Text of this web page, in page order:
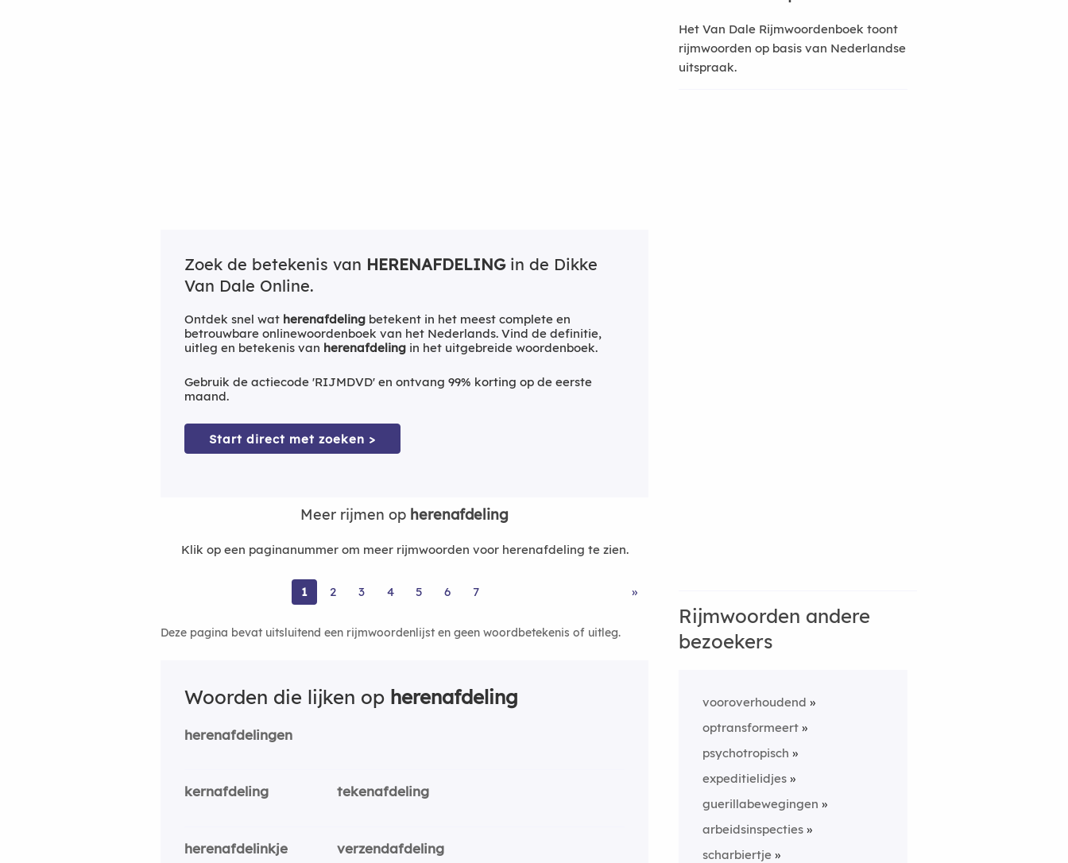
Zoek de betekenis van HERENAFDELINGin de Dikke
Van Dale Online.
Ontdek snel wat herenafdeling betekent in het meest complete en
betrouwbare onlinewoordenboek van het Nederlands. Vind de definitie,
uitleg en betekenis van herenafdeling in het uitgebreide woordenboek.
Gebruik de actiecode 'RIJMDVD' en ontvang 99% korting op de eerste
maand.
Start direct met zoeken >
Meer rijmen op herenafdeling
Klik op een paginanummer om meer rijmwoorden voor herenafdeling te zien.
1 2 3 4 5 6 7 »
Deze pagina bevat uitsluitend een rijmwoordenlijst en geen woordbetekenis of uitleg.
Woorden die lijken op herenafdeling
herenafdelingen
kernafdeling tekenafdeling
herenafdelinkje verzendafdeling
Het Van Dale Rijmwoordenboek toont
rijmwoorden op basis van Nederlandse
uitspraak.
Rijmwoorden andere
bezoekers
vooroverhoudend
optransformeert
psychotropisch
expeditielidjes
guerillabewegingen
arbeidsinspecties
scharbiertje